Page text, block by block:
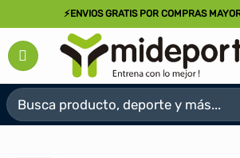
al
contenido
⚡ENVIOS GRATIS POR COMPRAS
Buscar
por: